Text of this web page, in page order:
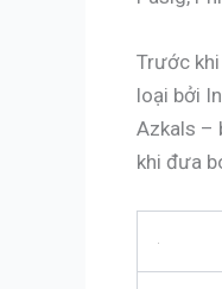
Trước
loại bởi
Azkals –
khi đưa